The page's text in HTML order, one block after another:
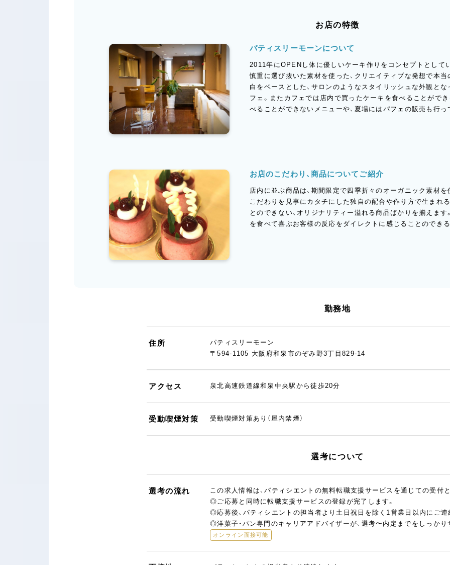
お店の特徴
パティスリーモーンについて
2011年にOPENし体に優しいケーキ作りをコンセプトとして
慎重に選び抜いた素材を使った、クリエイティブな発想で本
白をベースとした、サロンのようなスタイリッシュな外観とな
フェ。またカフェでは店内で買ったケーキを食べることがで
べることができないメニューや、夏場にはパフェの販売も行っ
お店のこだわり、商品についてご紹介
店内に並ぶ商品は、期間限定で四季折々のオーガニック素材
こだわりを見事にカタチにした独自の配合や作り方で生まれ
とのできない、オリジナリティー溢れる商品ばかりを揃えま
を食べて喜ぶお客様の反応をダイレクトに感じることのでき
勤務地
住所
パティスリーモーン
〒594-1105 大阪府和泉市のぞみ野3丁目829-14
アクセス 泉北高速鉄道線和泉中央駅から徒歩20分
受動喫煙対策 受動喫煙対策あり（屋内禁煙）
選考について
選考の流れ
この求人情報は、パティシエントの無料転職支援サービスを通じての受付
◎ご応募と同時に転職支援サービスの登録が完了します。
◎応募後、パティシエントの担当者より土日祝日を除く1営業日以内にご連
◎洋菓子・パン専門のキャリアアドバイザーが、選考〜内定までをしっかり
オンライン面接可能